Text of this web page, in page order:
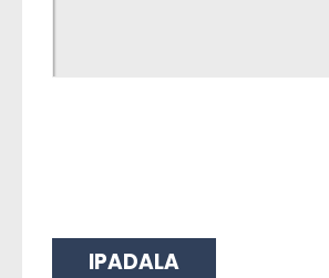
IPADALA